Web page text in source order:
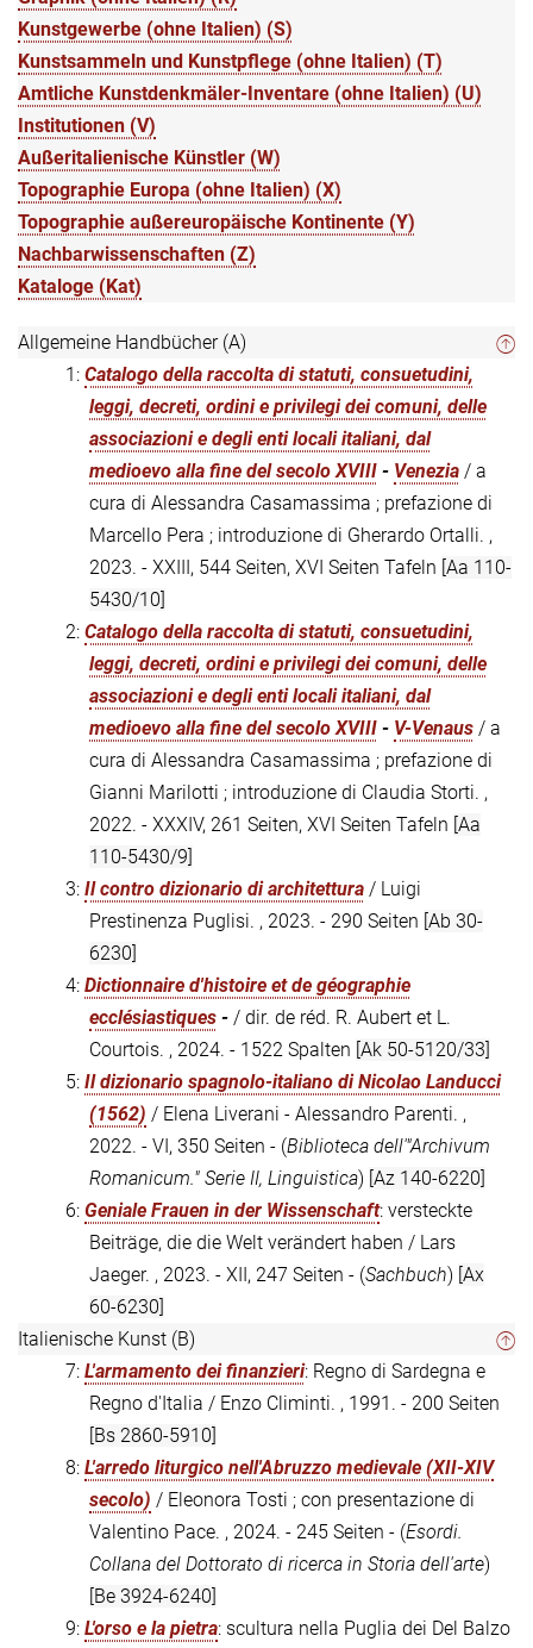
Kunstgewerbe (ohne Italien) (S)
Kunstsammeln und Kunstpflege (ohne Italien) (T)
Amtliche Kunstdenkmäler-Inventare (ohne Italien) (U)
Institutionen (V)
Außeritalienische Künstler (W)
Topographie Europa (ohne Italien) (X)
Topographie außereuropäische Kontinente (Y)
Nachbarwissenschaften (Z)
Kataloge (Kat)
Allgemeine Handbücher (A)
1: Catalogo della raccolta di statuti, consuetudini,
leggi, decreti, ordini e privilegi dei comuni, delle
associazioni e degli enti locali italiani, dal
medioevo alla fine del secolo XVIII - Venezia / a
cura di Alessandra Casamassima ; prefazione di
Marcello Pera ; introduzione di Gherardo Ortalli. ,
2023. - XXIII, 544 Seiten, XVI Seiten Tafeln [Aa 110-
5430/10]
2: Catalogo della raccolta di statuti, consuetudini,
leggi, decreti, ordini e privilegi dei comuni, delle
associazioni e degli enti locali italiani, dal
medioevo alla fine del secolo XVIII - V-Venaus / a
cura di Alessandra Casamassima ; prefazione di
Gianni Marilotti ; introduzione di Claudia Storti. ,
2022. - XXXIV, 261 Seiten, XVI Seiten Tafeln [Aa
110-5430/9]
3: Il contro dizionario di architettura / Luigi
Prestinenza Puglisi. , 2023. - 290 Seiten [Ab 30-
6230]
4: Dictionnaire d'histoire et de géographie
ecclésiastiques - / dir. de réd. R. Aubert et L.
Courtois. , 2024. - 1522 Spalten [Ak 50-5120/33]
5: Il dizionario spagnolo-italiano di Nicolao Landucci
(1562) / Elena Liverani - Alessandro Parenti. ,
2022. - VI, 350 Seiten - (Biblioteca dell'"Archivum
Romanicum." Serie II, Linguistica) [Az 140-6220]
6: Geniale Frauen in der Wissenschaft: versteckte
Beiträge, die die Welt verändert haben / Lars
Jaeger. , 2023. - XII, 247 Seiten - (Sachbuch) [Ax
60-6230]
Italienische Kunst (B)
7: L'armamento dei finanzieri: Regno di Sardegna e
Regno d'Italia / Enzo Climinti. , 1991. - 200 Seiten
[Bs 2860-5910]
8: L'arredo liturgico nell'Abruzzo medievale (XII-XIV
secolo) / Eleonora Tosti ; con presentazione di
Valentino Pace. , 2024. - 245 Seiten - (Esordi.
Collana del Dottorato di ricerca in Storia dell'arte)
[Be 3924-6240]
9: L'orso e la pietra: scultura nella Puglia dei Del Balzo